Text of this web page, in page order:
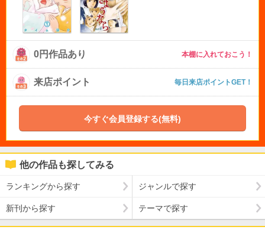
0円作品あり 本棚に入れておこう！
来店ポイント 毎日来店ポイントGET！
今すぐ会員登録する(無料)
他の作品も探してみる
ランキングから探す ジャンルで探す
新刊から探す テーマで探す